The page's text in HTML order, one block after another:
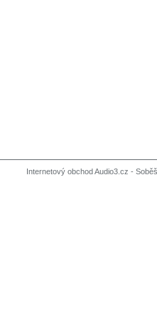
Internetový obchod Audio3.cz -